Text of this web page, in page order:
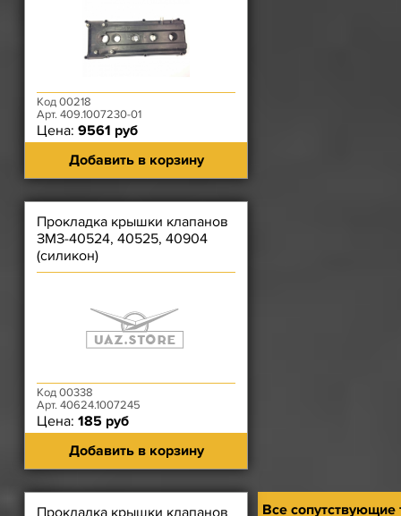
Код 00218
Арт. 409.1007230-01
Цена: 9561 руб
Добавить в корзину
Прокладка крышки клапанов
ЗМЗ-40524, 40525, 40904
(силикон)
Код 00338
Арт. 40624.1007245
Цена: 185 руб
Добавить в корзину
Прокладка крышки клапанов
Все сопутствующие